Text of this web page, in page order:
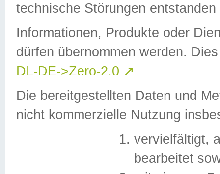
technische Störungen
Informationen, Produkte oder
dürfen übernommen werden.
DL-DE->Zero-2.0 ↗
Die bereitgestellten Daten und
nicht kommerzielle Nutzung
vervielfältigt,
bearbeitet